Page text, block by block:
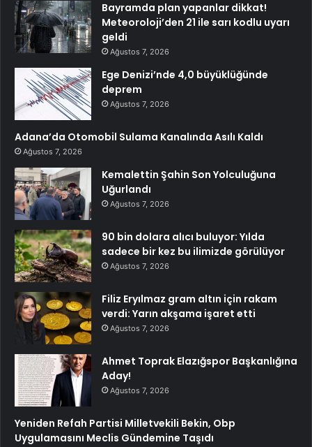
Bayramda plan yapanlar dikkat!
Meteoroloji’den 21 ile sarı kodlu uyarı
geldi
Ağustos 7, 2026
Ege Denizi’nde 4,0 büyüklüğünde
deprem
Ağustos 7, 2026
Adana’da Otomobil Sulama Kanalında Asılı Kaldı
Ağustos 7, 2026
Kemalettin Şahin Son Yolculuğuna
Uğurlandı
Ağustos 7, 2026
90 bin dolara alıcı buluyor: Yılda
sadece bir kez bu ilimizde görülüyor
Ağustos 7, 2026
Filiz Eryılmaz gram altın için rakam
verdi: Yarın akşama işaret etti
Ağustos 7, 2026
Ahmet Toprak Elazığspor Başkanlığına
Aday!
Ağustos 7, 2026
Yeniden Refah Partisi Milletvekili Bekin, Obp
Uygulamasını Meclis Gündemine Taşıdı